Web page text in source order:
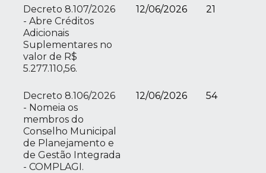
Decreto 8.107/2026
- Abre Créditos
Adicionais
Suplementares no
valor de R$
5.277.110,56.
12/06/2026 21
Decreto 8.106/2026
- Nomeia os
membros do
Conselho Municipal
de Planejamento e
de Gestão Integrada
- COMPLAGI.
12/06/2026 54